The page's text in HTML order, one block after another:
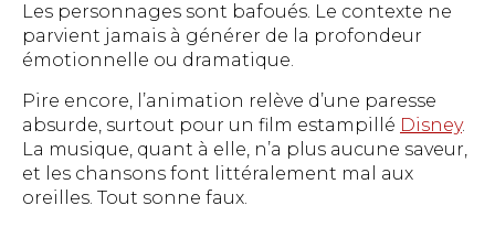
Les personnages sont bafoués. Le contexte ne
parvient jamais à générer de la profondeur
émotionnelle ou dramatique.
Pire encore, l’animation relève d’une paresse
absurde, surtout pour un film estampillé Disney.
La musique, quant à elle, n’a plus aucune saveur,
et les chansons font littéralement mal aux
oreilles. Tout sonne faux.